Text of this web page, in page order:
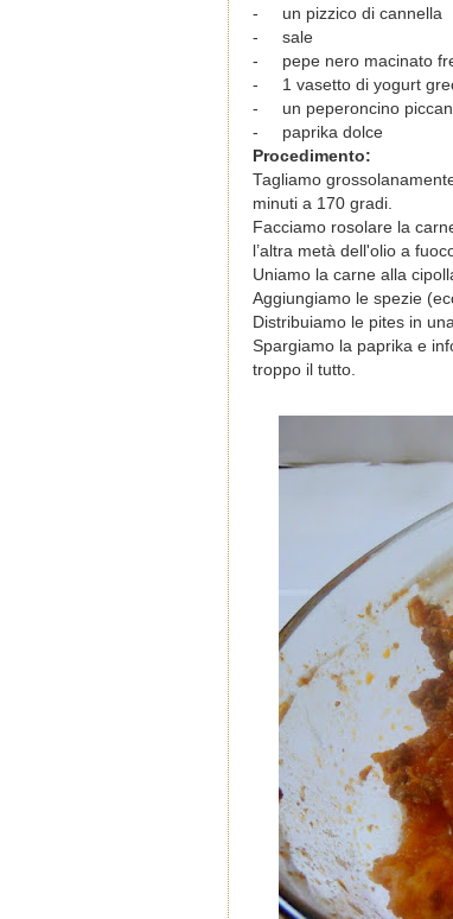
-
un pizzico di cannella
-
sale
-
pepe nero macinato
-
1 vasetto di yogurt
-
un peperoncino
-
paprika dolce
Procedimento:
Tagliamo
minuti a 170 gradi.
Facciamo rosolare la
l’altra metà dell'olio a
Uniamo la carne alla
Aggiungiamo le spezie
Distribuiamo le pites in
Spargiamo la paprika e
troppo il tutto.